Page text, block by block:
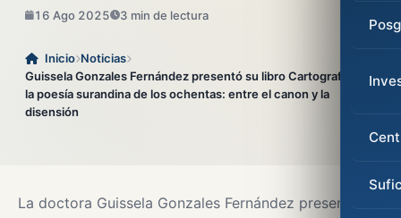
16 Ago 2025 3 min de lectura
Inicio Noticias
Guissela Gonzales Fernández presentó su libro Cartografía de
la poesía surandina de los ochentas: entre el canon y la
disensión
La doctora Guissela Gonzales Fernández presentó su